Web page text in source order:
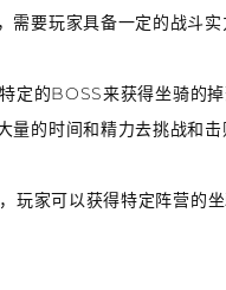
要玩家具备一定的战斗实
定的BOSS来获得坐骑的
的时间和精力去挑战和击
玩家可以获得特定阵营的